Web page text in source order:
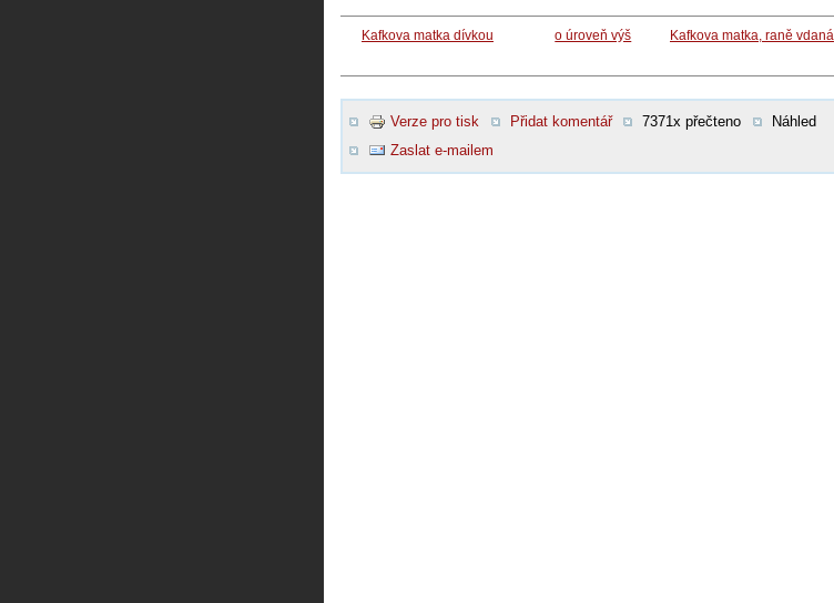
Kafkova matka dívkou o úroveň výš Kafkova matka, raně vdaná
Verze pro tisk Přidat komentář 7371x přečteno
Náhled
Zaslat e-mailem